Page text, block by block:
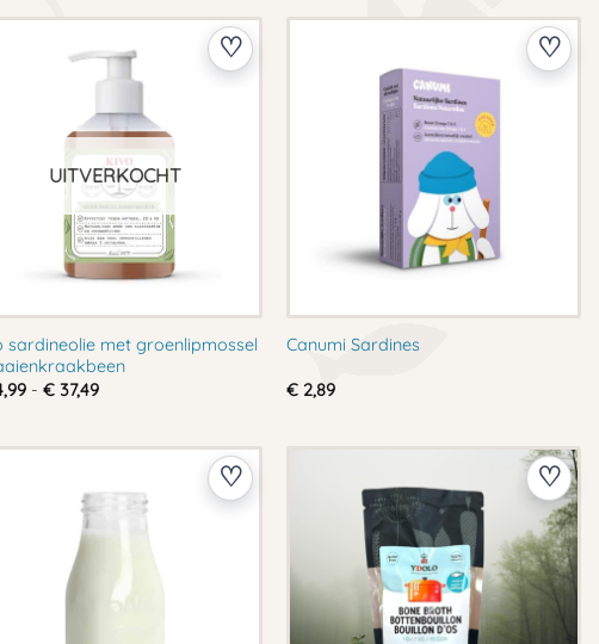
UITVERKOCHT
sardineolie met groenlipmossel
- € 37,49Prijsklasse:
Canumi Sardines
€2,89